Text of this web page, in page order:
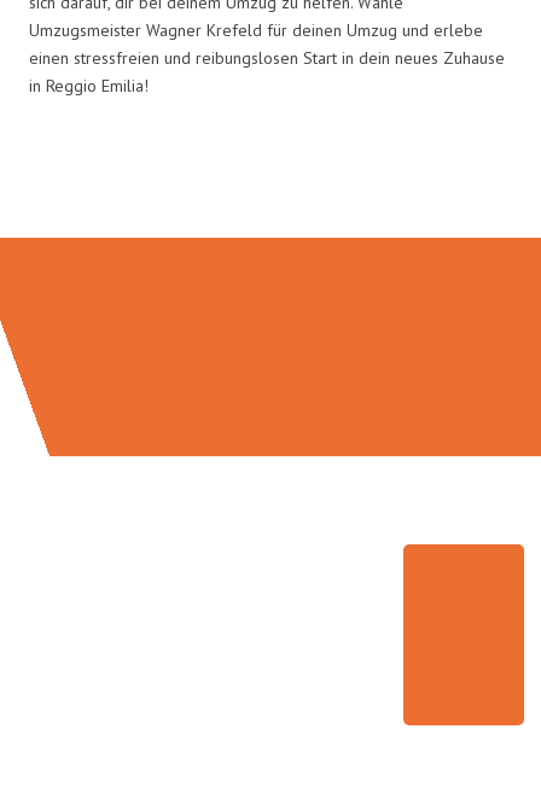
Umzugsmeister Wagner Krefeld für deinen Umzug und erlebe
einen stressfreien und reibungslosen Start in dein neues Zuhause
in Reggio Emilia!